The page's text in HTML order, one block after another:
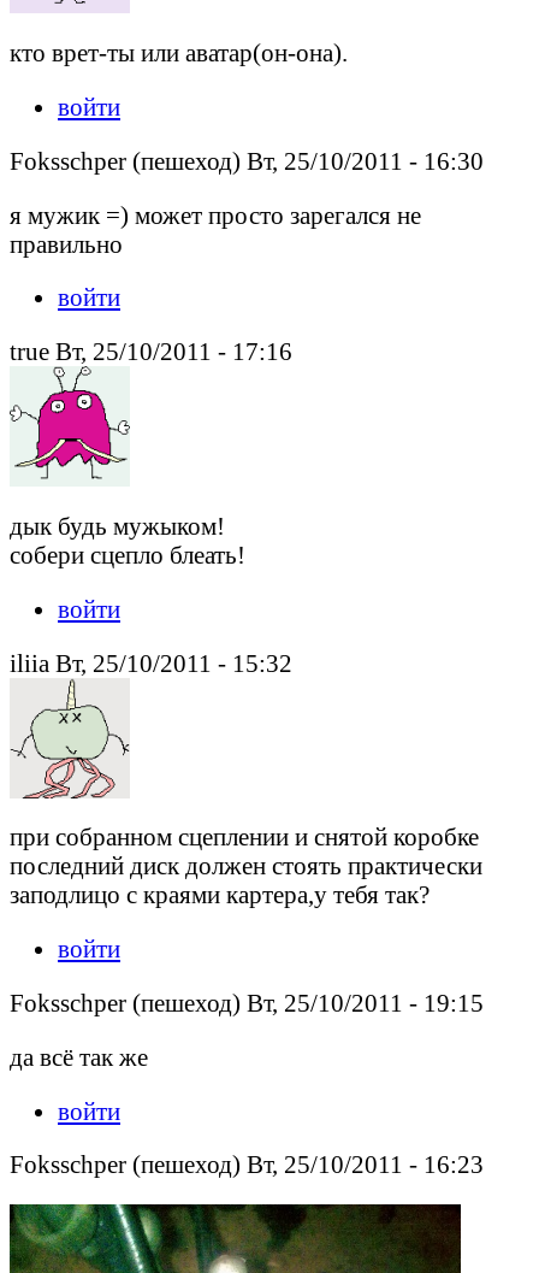
кто врет-ты или аватар(он-она).
войти
Foksschper (пешеход) Вт, 25/10/2011 - 16:30
я мужик =) может просто зарегался не
правильно
войти
true Вт, 25/10/2011 - 17:16
дык будь мужыком!
собери сцепло блеать!
войти
iliia Вт, 25/10/2011 - 15:32
при собранном сцеплении и снятой коробке
последний диск должен стоять практически
заподлицо с краями картера,у тебя так?
войти
Foksschper (пешеход) Вт, 25/10/2011 - 19:15
да всё так же
войти
Foksschper (пешеход) Вт, 25/10/2011 - 16:23